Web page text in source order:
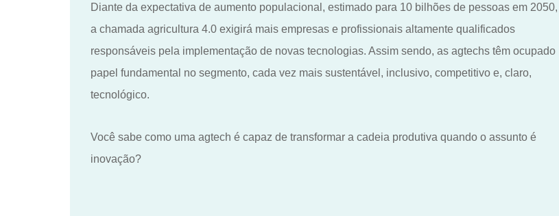
Diante da expectativa de aumento populacional, estimado para 10 bilhões de pessoas em 2050,
a chamada agricultura 4.0 exigirá mais empresas e profissionais altamente qualificados
responsáveis pela implementação de novas tecnologias. Assim sendo, as agtechs têm ocupado
papel fundamental no segmento, cada vez mais sustentável, inclusivo, competitivo e, claro,
tecnológico.
Você sabe como uma agtech é capaz de transformar a cadeia produtiva quando o assunto é
inovação?